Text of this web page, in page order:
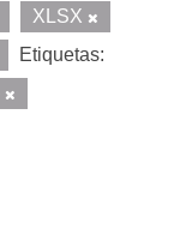
XLSX
Etiquetas: